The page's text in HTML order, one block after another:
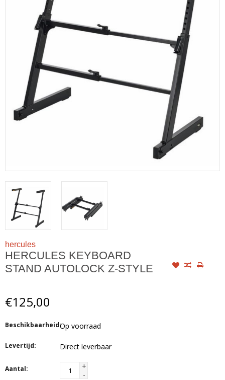
hercules
HERCULES KEYBOARD
STAND AUTOLOCK Z-STYLE
€125,00
Beschikbaarheid:Op voorraad
Levertijd: Direct leverbaar
Aantal:
+
-